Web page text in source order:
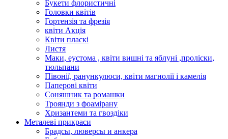
Букети флористичні
Головки квітів
Гортензія та фрезія
квіти Акція
Квіти пласкі
Листя
Маки, еустома , квіти вишні та яблуні ,проліски,
тюльпани
Півонії, ранункулюси, квіти магнолії і камелія
Паперові квіти
Соняшник та ромашки
Троянди з фоамірану
Хризантеми та гвоздіки
Металеві прикраси
Брадсы, люверсы и анкера